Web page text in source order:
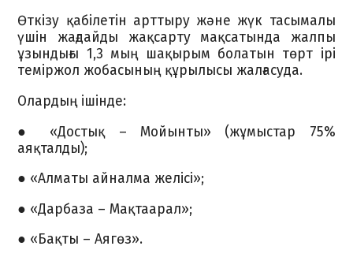
Өткізу қабілетін арттыру және жүк тасымалы
үшін жағдайды жақсарту мақсатында жалпы
ұзындығы 1,3 мың шақырым болатын төрт ірі
теміржол жобасының құрылысы жалғасуда.
Олардың ішінде:
● «Достық – Мойынты» (жұмыстар 75%
аяқталды);
● «Алматы айналма желісі»;
● «Дарбаза – Мақтаарал»;
● «Бақты – Аягөз».